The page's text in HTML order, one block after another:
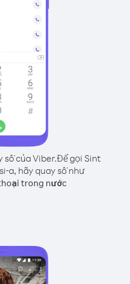
số của Viber.Để gọi Sint
a, hãy quay số như
trong nước